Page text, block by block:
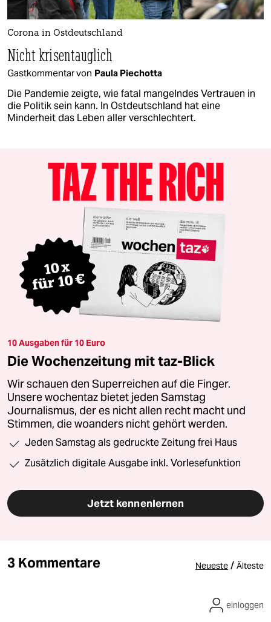
Corona in Ostdeutschland
Nicht krisentauglich
Gastkommentar von Paula Piechotta
Die Pandemie zeigte, wie fatal mangelndes Vertrauen in
die Politik sein kann. In Ostdeutschland hat eine
Minderheit das Leben aller verschlechtert.
10 Ausgaben für 10 Euro
Die Wochenzeitung mit taz-Blick
Wir schauen den Superreichen auf die Finger.
Unsere wochentaz bietet jeden Samstag
Journalismus, der es nicht allen recht macht und
Stimmen, die woanders nicht gehört werden.
Jeden Samstag als gedruckte Zeitung frei Haus
Zusätzlich digitale Ausgabe inkl. Vorlesefunktion
Jetzt kennenlernen
3 Kommentare Neueste / Älteste
einloggen